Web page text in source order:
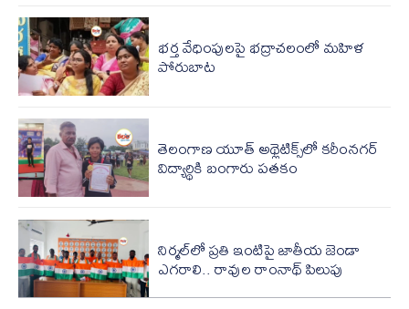
భర్త వేధింపులపై భద్రాచలంలో మహిళ
పోరుబాట
తెలంగాణ యూత్ అథ్లెటిక్స్‌లో కరీంనగర్
విద్యార్థికి బంగారు పతకం
నిర్మల్‌లో ప్రతి ఇంటిపై జాతీయ జెండా
ఎగరాలి.. రావుల రాంనాథ్ పిలుపు